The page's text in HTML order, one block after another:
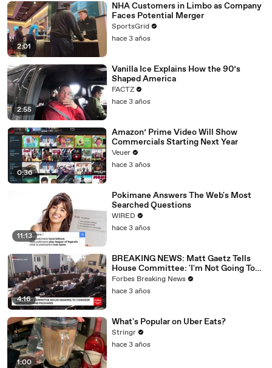
2:01
NHA Customers in Limbo as Company
Faces Potential Merger
SportsGrid
hace 3 años
2:55
Vanilla Ice Explains How the 90’s
Shaped America
FACTZ
hace 3 años
0:36
Amazon’ Prime Video Will Show
Commercials Starting Next Year
Veuer
hace 3 años
11:13
Pokimane Answers The Web's Most
Searched Questions
WIRED
hace 3 años
4:16
BREAKING NEWS: Matt Gaetz Tells
House Committee: 'I'm Not Going To
Vote For A Continuing Resolution'
Forbes Breaking News
hace 3 años
1:00
What's Popular on Uber Eats?
Stringr
hace 3 años